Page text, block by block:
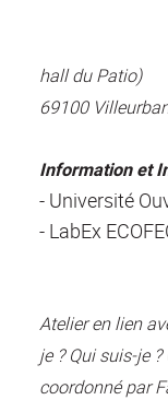
hall du Patio)
69100
Information et
- Université
- LabEx
Atelier en lien
je ? Qui suis-je
coordonné par